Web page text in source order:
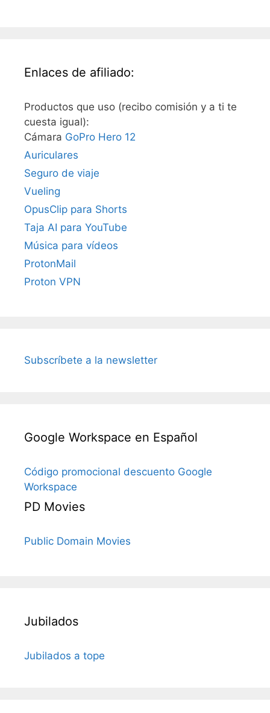
Enlaces de afiliado:
Productos que uso (recibo comisión y a ti te
cuesta igual):
Cámara GoPro Hero 12
Auriculares
Seguro de viaje
Vueling
OpusClip para Shorts
Taja AI para YouTube
Música para vídeos
ProtonMail
Proton VPN
Subscríbete a la newsletter
Google Workspace en Español
Código promocional descuento Google
Workspace
PD Movies
Public Domain Movies
Jubilados
Jubilados a tope